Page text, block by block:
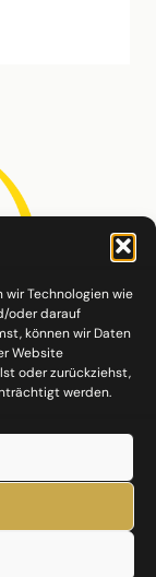
Technologien wie
oder darauf
können wir Daten
Website
oder zurückziehst,
werden.